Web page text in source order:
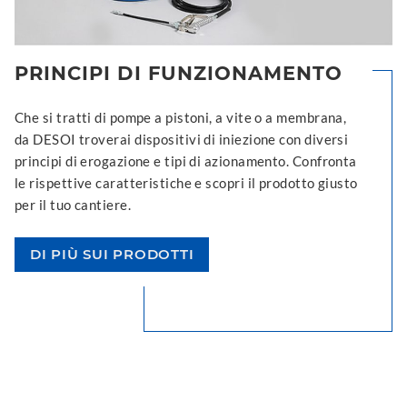
PRINCIPI DI FUNZIONAMENTO
Che si tratti di pompe a pistoni, a vite o a membrana,
da DESOI troverai dispositivi di iniezione con diversi
principi di erogazione e tipi di azionamento. Confronta
le rispettive caratteristiche e scopri il prodotto giusto
per il tuo cantiere.
DI PIÙ SUI PRODOTTI